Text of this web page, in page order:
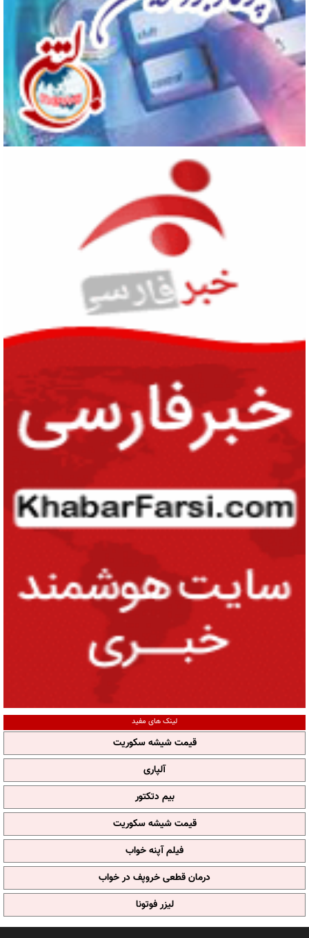
لینک های مفید
قیمت شیشه سکوریت
آلپاری
بیم دتکتور
قیمت شیشه سکوریت
فیلم آپنه خواب
درمان قطعی خروپف در خواب
لیزر فوتونا